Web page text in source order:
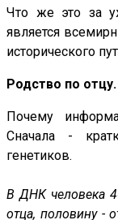
Что же это за
является
исторического
Родство по отцу.
Почему
Сначала -
генетиков.
В ДНК человека
отца, половину -